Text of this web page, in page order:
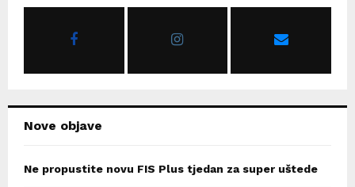
Nove objave
Ne propustite novu FIS Plus tjedan za super uštede